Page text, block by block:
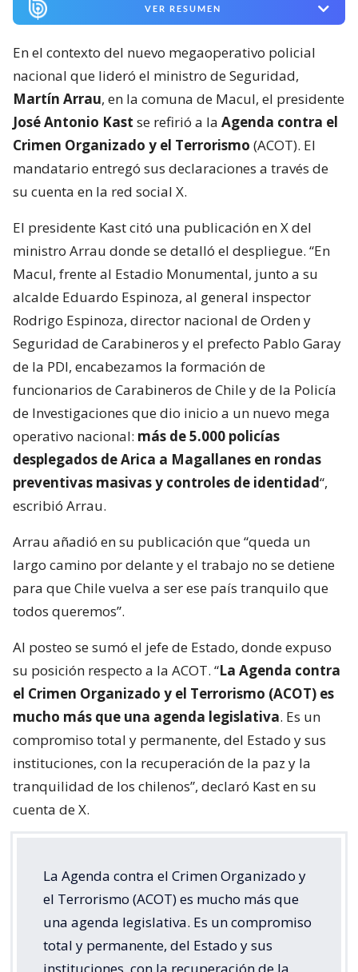
VER RESUMEN
En el contexto del nuevo megaoperativo policial
nacional que lideró el ministro de Seguridad,
Martín Arrau, en la comuna de Macul, el presidente
José Antonio Kast se refirió a la Agenda contra el
Crimen Organizado y el Terrorismo (ACOT). El
mandatario entregó sus declaraciones a través de
su cuenta en la red social X.
El presidente Kast citó una publicación en X del
ministro Arrau donde se detalló el despliegue. “En
Macul, frente al Estadio Monumental, junto a su
alcalde Eduardo Espinoza, al general inspector
Rodrigo Espinoza, director nacional de Orden y
Seguridad de Carabineros y el prefecto Pablo Garay
de la PDI, encabezamos la formación de
funcionarios de Carabineros de Chile y de la Policía
de Investigaciones que dio inicio a un nuevo mega
operativo nacional: más de 5.000 policías
desplegados de Arica a Magallanes en rondas
preventivas masivas y controles de identidad“,
escribió Arrau.
Arrau añadió en su publicación que “queda un
largo camino por delante y el trabajo no se detiene
para que Chile vuelva a ser ese país tranquilo que
todos queremos”.
Al posteo se sumó el jefe de Estado, donde expuso
su posición respecto a la ACOT. “La Agenda contra
el Crimen Organizado y el Terrorismo (ACOT) es
mucho más que una agenda legislativa. Es un
compromiso total y permanente, del Estado y sus
instituciones, con la recuperación de la paz y la
tranquilidad de los chilenos”, declaró Kast en su
cuenta de X.
La Agenda contra el Crimen Organizado y
el Terrorismo (ACOT) es mucho más que
una agenda legislativa. Es un compromiso
total y permanente, del Estado y sus